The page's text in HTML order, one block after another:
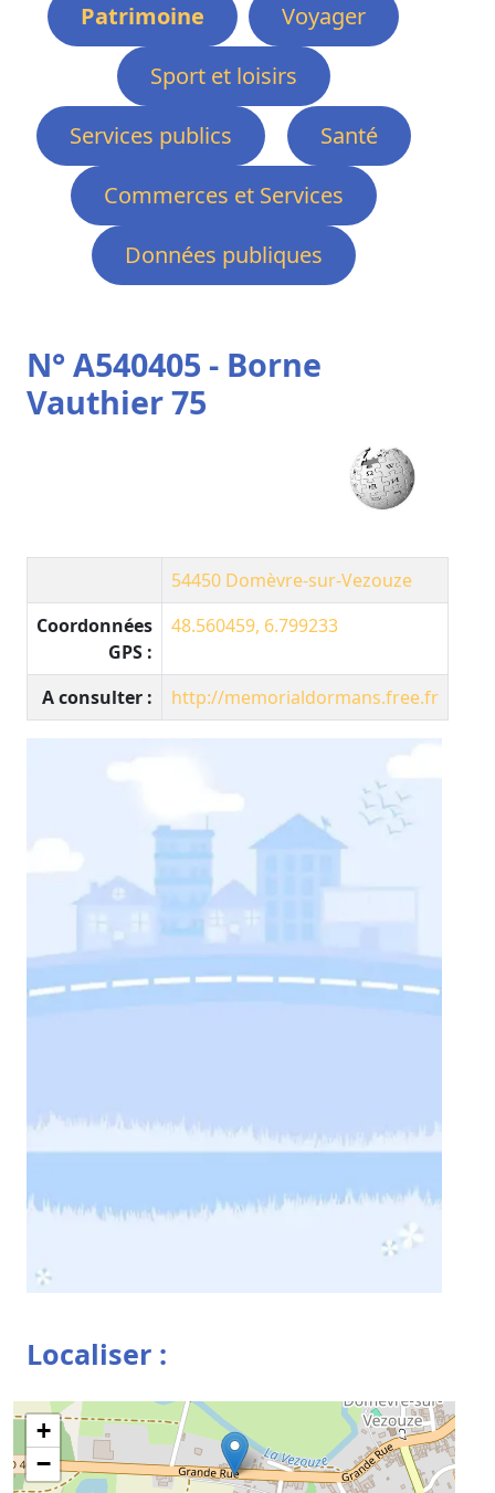
Patrimoine
Voyager
Sport et loisirs
Services publics
Santé
Commerces et Services
Données publiques
N° A540405 - Borne
Vauthier 75
54450 Domèvre-sur-Vezouze
Coordonnées
GPS :
48.560459, 6.799233
A consulter : http://memorialdormans.free.fr
Localiser :
+
−